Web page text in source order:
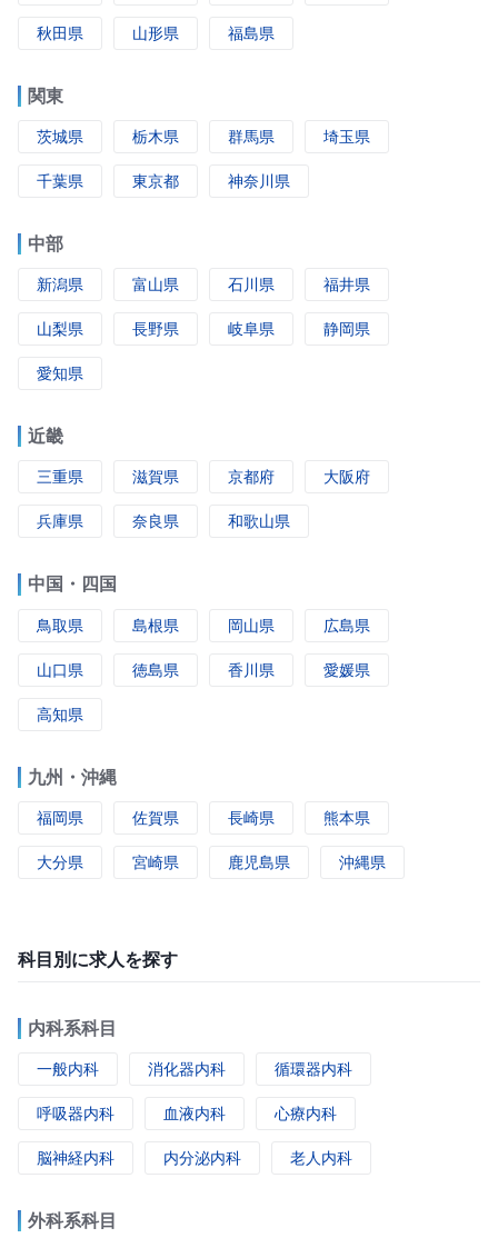
秋田県 山形県 福島県
関東
茨城県 栃木県 群馬県 埼玉県
千葉県 東京都 神奈川県
中部
新潟県 富山県 石川県 福井県
山梨県 長野県 岐阜県 静岡県
愛知県
近畿
三重県 滋賀県 京都府 大阪府
兵庫県 奈良県 和歌山県
中国・四国
鳥取県 島根県 岡山県 広島県
山口県 徳島県 香川県 愛媛県
高知県
九州・沖縄
福岡県 佐賀県 長崎県 熊本県
大分県 宮崎県 鹿児島県 沖縄県
科目別に求人を探す
内科系科目
一般内科 消化器内科 循環器内科
呼吸器内科 血液内科 心療内科
脳神経内科 内分泌内科 老人内科
外科系科目